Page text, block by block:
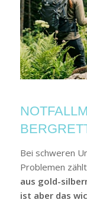
Bei schweren
Problemen
aus gold-
ist aber das